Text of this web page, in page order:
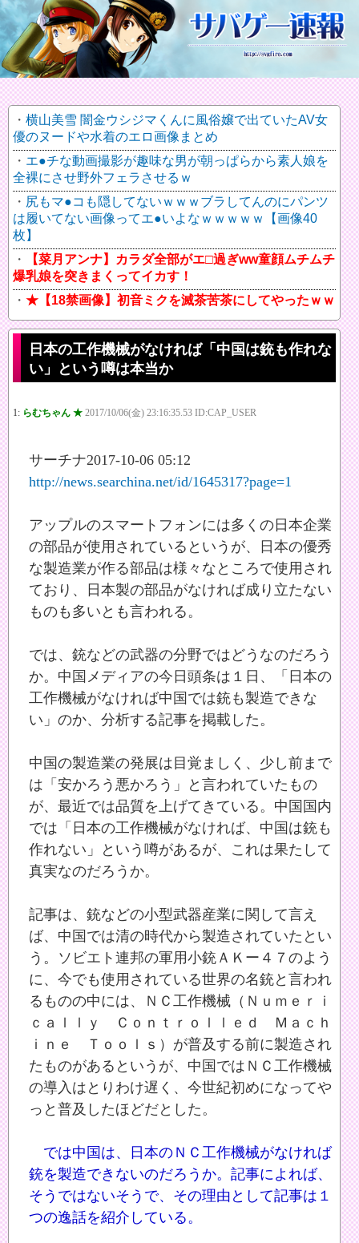
横山美雪 闇金ウシジマくんに風俗嬢で出ていたAV女
優のヌードや水着のエロ画像まとめ
エ●チな動画撮影が趣味な男が朝っぱらから素人娘を
全裸にさせ野外フェラさせるｗ
尻もマ●コも隠してないｗｗｗブラしてんのにパンツ
は履いてない画像ってエ●いよなｗｗｗｗｗ【画像40
枚】
【菜月アンナ】カラダ全部がエ□過ぎww童顔ムチムチ
爆乳娘を突きまくってイカす！
★【18禁画像】初音ミクを滅茶苦茶にしてやったｗｗ
日本の工作機械がなければ「中国は銃も作れな
い」という噂は本当か
1: らむちゃん ★ 2017/10/06(金) 23:16:35.53 ID:CAP_USER
サーチナ2017-10-06 05:12
http://news.searchina.net/id/1645317?page=1
アップルのスマートフォンには多くの日本企業
の部品が使用されているというが、日本の優秀
な製造業が作る部品は様々なところで使用され
ており、日本製の部品がなければ成り立たない
ものも多いとも言われる。
では、銃などの武器の分野ではどうなのだろう
か。中国メディアの今日頭条は１日、「日本の
工作機械がなければ中国では銃も製造できな
い」のか、分析する記事を掲載した。
中国の製造業の発展は目覚ましく、少し前まで
は「安かろう悪かろう」と言われていたもの
が、最近では品質を上げてきている。中国国内
では「日本の工作機械がなければ、中国は銃も
作れない」という噂があるが、これは果たして
真実なのだろうか。
記事は、銃などの小型武器産業に関して言え
ば、中国では清の時代から製造されていたとい
う。ソビエト連邦の軍用小銃ＡＫー４７のよう
に、今でも使用されている世界の名銃と言われ
るものの中には、ＮＣ工作機械（Ｎｕｍｅｒｉ
ｃａｌｌｙ Ｃｏｎｔｒｏｌｌｅｄ Ｍａｃｈ
ｉｎｅ Ｔｏｏｌｓ）が普及する前に製造され
たものがあるというが、中国ではＮＣ工作機械
の導入はとりわけ遅く、今世紀初めになってや
っと普及したほどだとした。
では中国は、日本のＮＣ工作機械がなければ
銃を製造できないのだろうか。記事によれば、
そうではないそうで、その理由として記事は１
つの逸話を紹介している。